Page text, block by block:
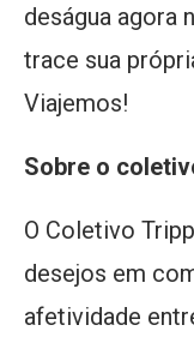
deságua agora
trace sua
Viajemos!
Sobre o
O Coletivo
desejos em
afetividade